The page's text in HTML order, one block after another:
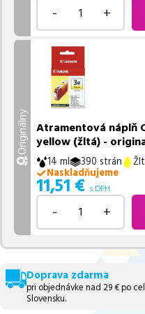
- +
Originálny Atramentová náplň
yellow (žltá) -
14 ml 390 strán
Naskladňujeme
11,51 € s DPH
- +
Doprava zdarma
pri objednávke nad 29 € po
Slovensku.